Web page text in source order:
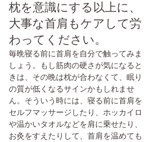
枕を意識にする以上に、
大事な首肩もケアして労
わってください。
毎晩寝る前に首肩を自分で触ってみま
しょう。もし筋肉の硬さが気になると
きは、その晩は枕が合わなくて、眠り
の質が低くなるサインかもしれませ
ん。そういう時には、寝る前に首肩を
セルフマッサージしたり、ホッカイロ
や温かいタオルなどを肩に乗せたり、
お灸をすえたりして、首肩を温めても